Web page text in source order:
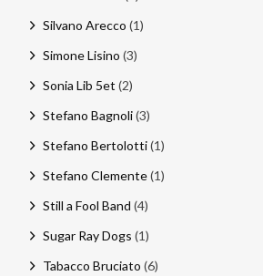
Silvano Arecco (1)
Simone Lisino (3)
Sonia Lib 5et (2)
Stefano Bagnoli(3)
Stefano Bertolotti(1)
Stefano Clemente(1)
Still a Fool Band (4)
Sugar Ray Dogs (1)
Tabacco Bruciato (6)